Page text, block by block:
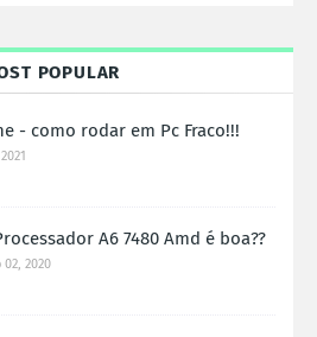
POPULAR
- como rodar em Pc Fraco!!!
A6 7480 Amd é boa??
2020